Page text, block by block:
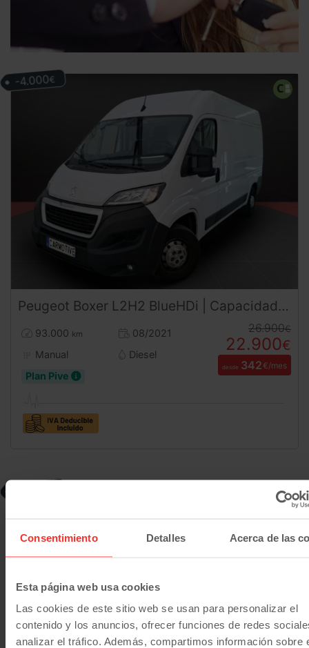
Consentimiento Detalles Acerca de las
Esta página web usa cookies
Las cookies de este sitio web se usan para personalizar el
contenido y los anuncios, ofrecer funciones de redes
analizar el tráfico. Además, compartimos información sobre
Peugeot Boxer L2H2 BlueHDi | Capacidad y Potencia | DESDE 342 €/mes
93.000 km
08/2021
Manual
Diesel
Plan Pive
26.900€
22.900€
desde 342€/mes
-4.000€